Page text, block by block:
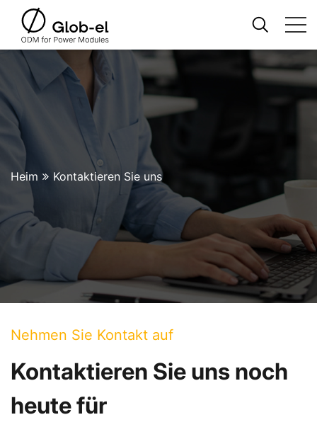
Heim Kontaktieren Sie uns
Nehmen Sie Kontakt auf
Kontaktieren Sie uns noch
heute für